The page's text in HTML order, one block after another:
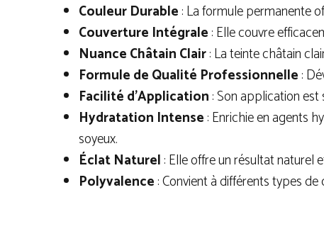
Couleur Durable: La formule permanente
Couverture Intégrale: Elle couvre
Nuance Châtain Clair: La teinte châtain
Formule de Qualité Professionnelle:
Facilité d’Application: Son application
Hydratation Intense: Enrichie en agents
soyeux.
Éclat Naturel: Elle offre un résultat naturel
Polyvalence: Convient à différents types